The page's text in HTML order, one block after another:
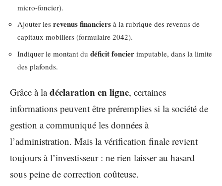
micro-foncier).
Ajouter les revenus financiers à la rubrique des revenus de
capitaux mobiliers (formulaire 2042).
Indiquer le montant du déficit foncier imputable, dans la limite
des plafonds.
Grâce à ladéclaration en ligne, certaines
informations peuvent être préremplies si la société de
gestion a communiqué les données à
l’administration. Mais la vérification finale revient
toujours à l’investisseur : ne rien laisser au hasard
sous peine de correction coûteuse.